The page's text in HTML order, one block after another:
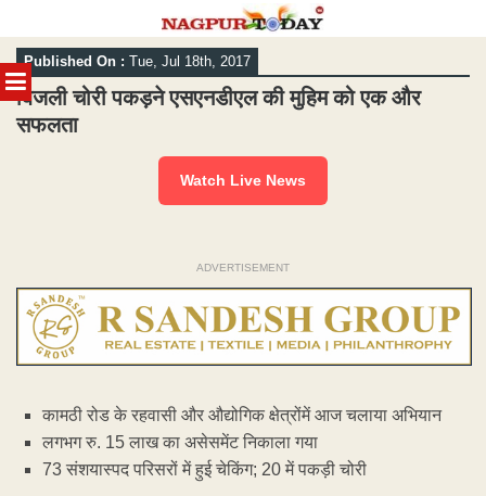
MENU
Skip
to
content
Published On : Tue, Jul 18th, 2017
बिजली चोरी पकड़ने एसएनडीएल की मुहिम को एक और
सफलता
Watch Live News
ADVERTISEMENT
कामठी रोड के रहवासी और औद्योगिक क्षेत्रोंमें आज चलाया अभियान
लगभग रु. 15 लाख का असेसमेंट निकाला गया
73 संशयास्पद परिसरों में हुई चेकिंग; 20 में पकड़ी चोरी